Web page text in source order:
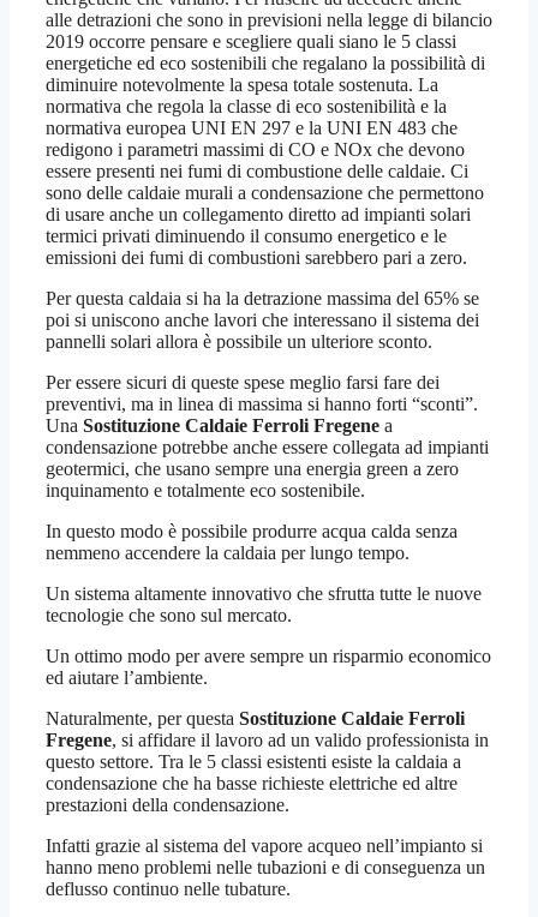
alle detrazioni che sono in previsioni nella legge di bilancio
2019 occorre pensare e scegliere quali siano le 5 classi
energetiche ed eco sostenibili che regalano la possibilità di
diminuire notevolmente la spesa totale sostenuta. La
normativa che regola la classe di eco sostenibilità e la
normativa europea UNI EN 297 e la UNI EN 483 che
redigono i parametri massimi di CO e NOx che devono
essere presenti nei fumi di combustione delle caldaie. Ci
sono delle caldaie murali a condensazione che permettono
di usare anche un collegamento diretto ad impianti solari
termici privati diminuendo il consumo energetico e le
emissioni dei fumi di combustioni sarebbero pari a zero.
Per questa caldaia si ha la detrazione massima del 65% se
poi si uniscono anche lavori che interessano il sistema dei
pannelli solari allora è possibile un ulteriore sconto.
Per essere sicuri di queste spese meglio farsi fare dei
preventivi, ma in linea di massima si hanno forti “sconti”.
Una Sostituzione Caldaie Ferroli Fregene a
condensazione potrebbe anche essere collegata ad impianti
geotermici, che usano sempre una energia green a zero
inquinamento e totalmente eco sostenibile.
In questo modo è possibile produrre acqua calda senza
nemmeno accendere la caldaia per lungo tempo.
Un sistema altamente innovativo che sfrutta tutte le nuove
tecnologie che sono sul mercato.
Un ottimo modo per avere sempre un risparmio economico
ed aiutare l’ambiente.
Naturalmente, per questa Sostituzione Caldaie Ferroli
Fregene, si affidare il lavoro ad un valido professionista in
questo settore. Tra le 5 classi esistenti esiste la caldaia a
condensazione che ha basse richieste elettriche ed altre
prestazioni della condensazione.
Infatti grazie al sistema del vapore acqueo nell’impianto si
hanno meno problemi nelle tubazioni e di conseguenza un
deflusso continuo nelle tubature.